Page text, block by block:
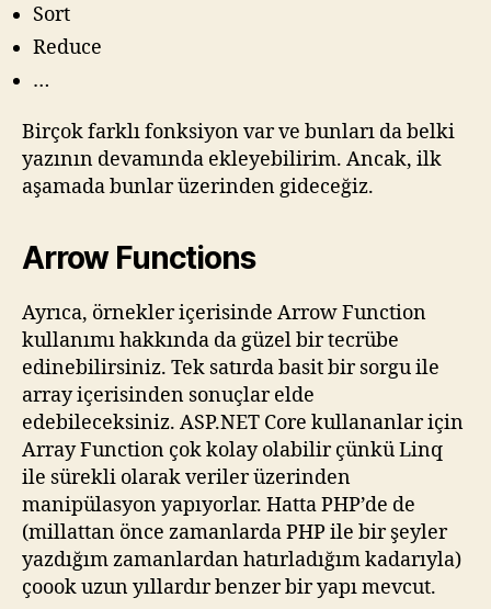
Sort
Reduce
…
Birçok farklı fonksiyon var ve bunları da belki
yazının devamında ekleyebilirim. Ancak, ilk
aşamada bunlar üzerinden gideceğiz.
Arrow Functions
Ayrıca, örnekler içerisinde Arrow Function
kullanımı hakkında da güzel bir tecrübe
edinebilirsiniz. Tek satırda basit bir sorgu ile
array içerisinden sonuçlar elde
edebileceksiniz. ASP.NET Core kullananlar için
Array Function çok kolay olabilir çünkü Linq
ile sürekli olarak veriler üzerinden
manipülasyon yapıyorlar. Hatta PHP’de de
(millattan önce zamanlarda PHP ile bir şeyler
yazdığım zamanlardan hatırladığım kadarıyla)
çoook uzun yıllardır benzer bir yapı mevcut.